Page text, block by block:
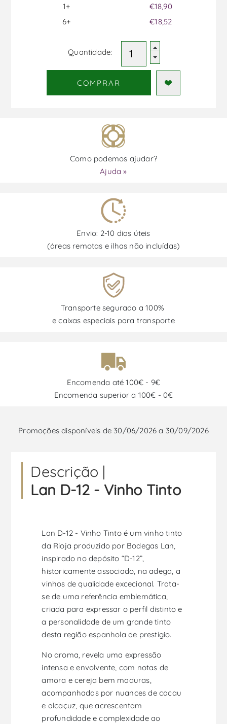
1+
6+
€18,90
€18,52
Quantidade:
COMPRAR
Como podemos ajudar?
Ajuda »
Envio: 2-10 dias úteis
(áreas remotas e ilhas não incluídas)
Transporte segurado a 100%
e caixas especiais para transporte
Encomenda até 100€ - 9€
Encomenda superior a 100€ - 0€
Promoções disponíveis de 30/06/2026 a 30/09/2026
Descrição |
Lan D-12 - Vinho Tinto
Lan D-12 - Vinho Tinto é um vinho tinto
da Rioja produzido por Bodegas Lan,
inspirado no depósito “D-12”,
historicamente associado, na adega, a
vinhos de qualidade excecional. Trata-
se de uma referência emblemática,
criada para expressar o perfil distinto e
a personalidade de um grande tinto
desta região espanhola de prestígio.
No aroma, revela uma expressão
intensa e envolvente, com notas de
amora e cereja bem maduras,
acompanhadas por nuances de cacau
e alcaçuz, que acrescentam
profundidade e complexidade ao